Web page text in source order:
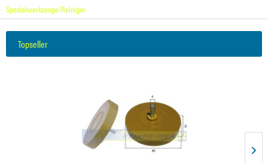
Spezialwerkzeuge/Reiniger
Topseller